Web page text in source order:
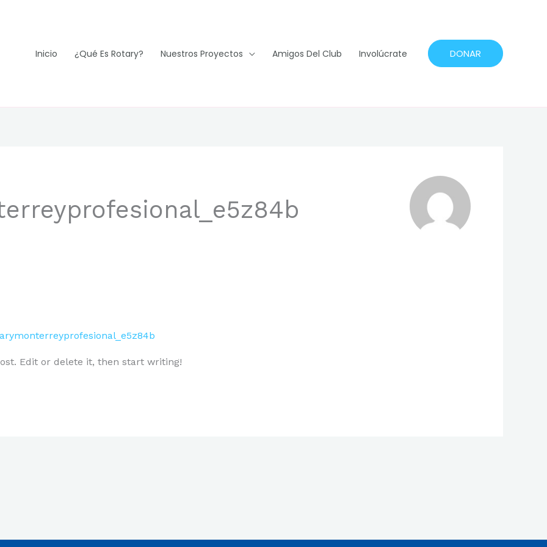
Inicio ¿Qué Es Rotary? Nuestros Proyectos Amigos Del Club Involúcrate DONAR
Edit or delete it, then start writing!